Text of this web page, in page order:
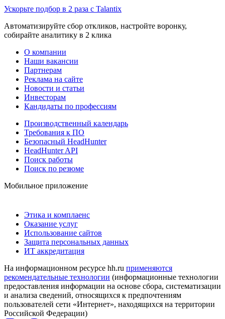
Ускорьте подбор в 2 раза с Talantix
Автоматизируйте сбор откликов, настройте воронку,
собирайте аналитику в 2 клика
О компании
Наши вакансии
Партнерам
Реклама на сайте
Новости и статьи
Инвесторам
Кандидаты по профессиям
Производственный календарь
Требования к ПО
Безопасный HeadHunter
HeadHunter API
Поиск работы
Поиск по резюме
Мобильное приложение
Этика и комплаенс
Оказание услуг
Использование сайтов
Защита персональных данных
ИТ аккредитация
На информационном ресурсе hh.ru применяются
рекомендательные технологии (информационные технологии
предоставления информации на основе сбора, систематизации
и анализа сведений, относящихся к предпочтениям
пользователей сети «Интернет», находящихся на территории
Российской Федерации)